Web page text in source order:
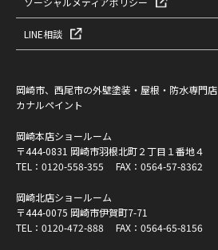
LINE相談
岡崎市、西尾市の外壁塗装・屋根・防水専門店
カナルペイント
岡崎本店ショールーム
〒444-0831 岡崎市羽根北町２丁目１番地４
TEL： 0120-558-355 FAX：0564-57-8362
岡崎北店ショールーム
〒444-0075 岡崎市伊賀町7-71
TEL： 0120-472-888 FAX：0564-65-8156